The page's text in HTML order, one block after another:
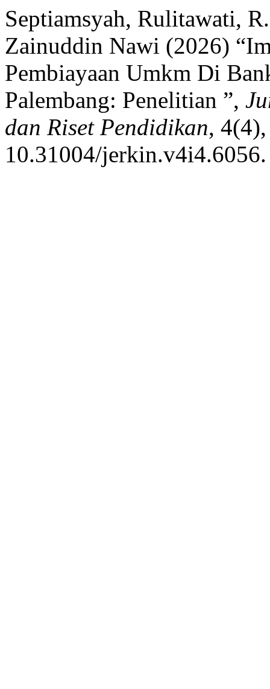
Septiamsyah, Rulitawati,
Zainuddin Nawi (2026)
Pembiayaan Umkm Di
Palembang: Penelitian ”,
dan Riset Pendidikan,
10.31004/jerkin.v4i4.6056.